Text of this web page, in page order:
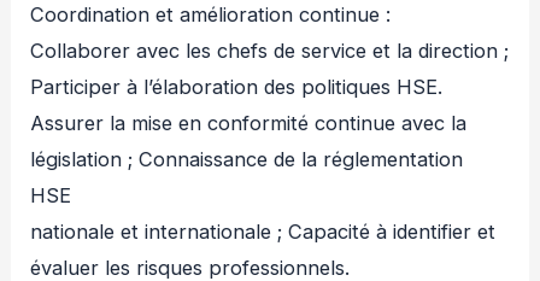
Coordination et amélioration continue :
Collaborer avec les chefs de service et la direction ;
Participer à l’élaboration des politiques HSE.
Assurer la mise en conformité continue avec la
législation ; Connaissance de la réglementation
HSE
nationale et internationale ; Capacité à identifier et
évaluer les risques professionnels.